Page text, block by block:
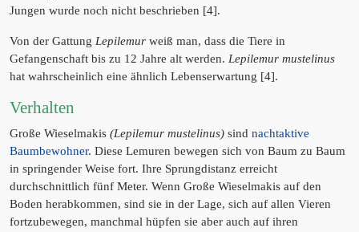
Jungen wurde noch nicht beschrieben [4].
Von der Gattung Lepilemur weiß man, dass die Tiere in
Gefangenschaft bis zu 12 Jahre alt werden. Lepilemur mustelinus
hat wahrscheinlich eine ähnlich Lebenserwartung [4].
Verhalten
Große Wieselmakis (Lepilemur mustelinus) sind nachtaktive
Baumbewohner. Diese Lemuren bewegen sich von Baum zu Baum
in springender Weise fort. Ihre Sprungdistanz erreicht
durchschnittlich fünf Meter. Wenn Große Wieselmakis auf den
Boden herabkommen, sind sie in der Lage, sich auf allen Vieren
fortzubewegen, manchmal hüpfen sie aber auch auf ihren